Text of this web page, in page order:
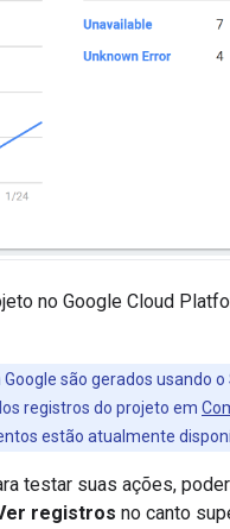
no Google Cloud
são gerados usando
registros do projeto em
estão atualmente
testar suas ações,
registros no canto